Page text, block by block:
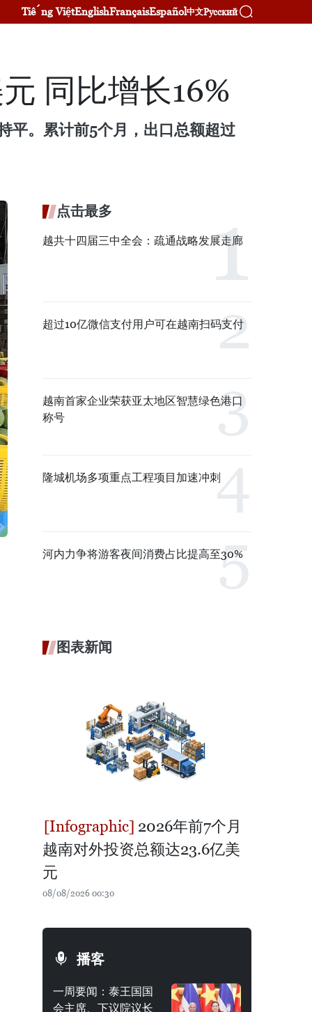
Tiếng ViệtEnglishFrançaisEspañol中文Русский
同比增长16%
平。累计前5个月，出口总额超过
点击最多
越共十四届三中全会：疏通战略发展走廊
超过10亿微信支付用户可在越南扫码支付
越南首家企业荣获亚太地区智慧绿色港口
称号
隆城机场多项重点工程项目加速冲刺
河内力争将游客夜间消费占比提高至30%
图表新闻
2026年前7个月
越南对外投资总额达23.6亿美
元
08/08/2026 00:30
播客
一周要闻：泰王国国
会主席、下议院议长